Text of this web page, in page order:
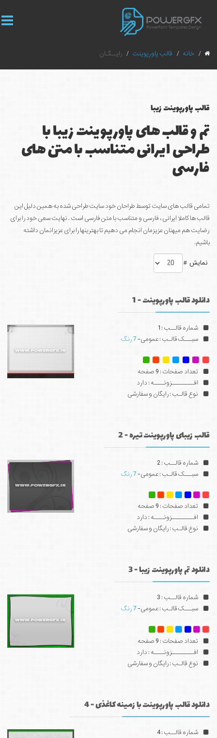
خانه قالب پاورپوینت رایــگـان
قالب پاورپوینت زیبا
تم و قالب های پاورپوینت زیبا با
طراحی ایرانی متناسب با متن های
فارسی
تمامی قالب های سایت توسط طراحان خود سایت طراحی شده به همین دلیل این
قالب ها کاملا ایرانی ، فارسی و متناسب با متن فارسی است . نهایت سعی خود را برای
رضایت هم میهنان عزیزمان انجام می دهیم تا بهترینها را برای عزیزانمان داشته
باشیم.
نمایش #
دانلود قالب پاورپوینت - 1
شماره قالــب : 1
سبـــک قالـب : عمومی-7 رنگ
تعداد صفحات : 9 صفحه
افـــــــــزونــــه : دارد
نوع قالـب : رایگان و سفارشی
قالب زیبای پاورپوینت تیره - 2
شماره قالــب : 2
سبـــک قالـب : عمومی-7 رنگ
تعداد صفحات : 9 صفحه
افـــــــــزونــــه : دارد
نوع قالـب : رایگان و سفارشی
دانلود تم پاورپوینت زیبا - 3
شماره قالــب : 3
سبـــک قالـب : عمومی-7 رنگ
تعداد صفحات : 9 صفحه
افـــــــــزونــــه : دارد
نوع قالـب : رایگان و سفارشی
دانلود قالب پاورپوینت با زمینه کاغذی - 4
شماره قالــب : 4